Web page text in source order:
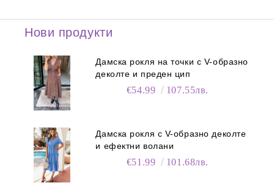
Нови продукти
Дамска рокля на точки с V-образно
деколте и преден цип
€54.99 107.55лв.
Дамска рокля с V-образно деколте
и ефектни волани
€51.99 101.68лв.